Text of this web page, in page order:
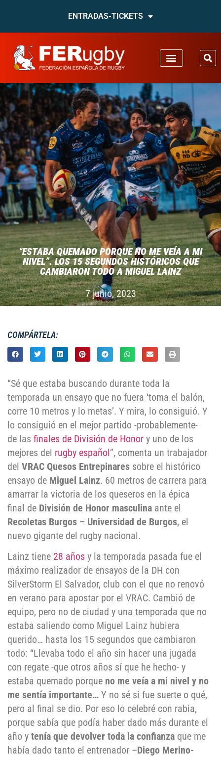
ENTRADAS-TICKETS
“ESTABA QUEMADO PORQUE NO ME VEÍA A MI
NIVEL”. LOS 15 SEGUNDOS HISTÓRICOS QUE
CAMBIARON TODO A MIGUEL LAINZ
7 junio, 2023
COMPÁRTELA:
“Sé que estaba buscando durante toda la
temporada un ensayo que no fuera ‘toma el balón,
corre 10 metros y lo metas’. Y mira, lo consiguió. Y
lo consiguió en el mejor partido -probablemente-
de las finales de División de Honor y uno de los
mejores del rugby español”, comenta un trabajador
del VRAC Quesos Entrepinares sobre el histórico
ensayo de Miguel Lainz. 60 metros de carrera para
amarrar la victoria de los queseros en la épica
final de División de Honor masculina ante el
Recoletas Burgos – Universidad de Burgos, el
nuevo gigante del rugby nacional.
Lainz tiene 28 años y la temporada pasada fue el
máximo realizador de ensayos de la DH con
SilverStorm El Salvador, club con el que no renovó
en verano para apostar por el VRAC. Cambió de
equipo, pero no de ciudad y una temporada que no
estaba saliendo como Miguel Lainz hubiera
querido… hasta los 15 segundos que cambiaron
todo: “Llevaba todo el año sin hacer una jugada
con regate -que otros años sí que he hecho- y
estaba quemado porque no me veía a mi nivel y no
me sentía importante… Y no sé si fue suerte o qué,
pero al final se dio. Por eso lo celebré con rabia,
porque sabía que podía haber dado más durante el
año y tenía que devolver toda la confianza que me
había dado tanto el entrenador –Diego Merino-